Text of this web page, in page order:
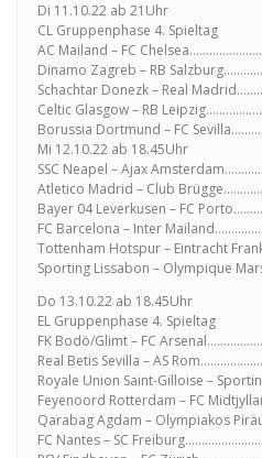
Di 11.10.22 ab 21Uhr
CL Gruppenphase 4. Spieltag
AC Mailand – FC
Dinamo Zagreb – RB
Schachtar Donezk – Real
Celtic Glasgow – RB
Borussia Dortmund – FC
Mi 12.10.22 ab 18.45Uhr
SSC Neapel – Ajax
Atletico Madrid – Club
Bayer 04 Leverkusen – FC
FC Barcelona – Inter
Tottenham Hotspur – Eintracht
Sporting Lissabon – Olympique
Do 13.10.22 ab 18.45Uhr
EL Gruppenphase 4. Spieltag
FK Bodö/Glimt – FC
Real Betis Sevilla – AS
Royale Union Saint-Gilloise –
Feyenoord Rotterdam – FC
Qarabag Agdam – Olympiakos
FC Nantes – SC